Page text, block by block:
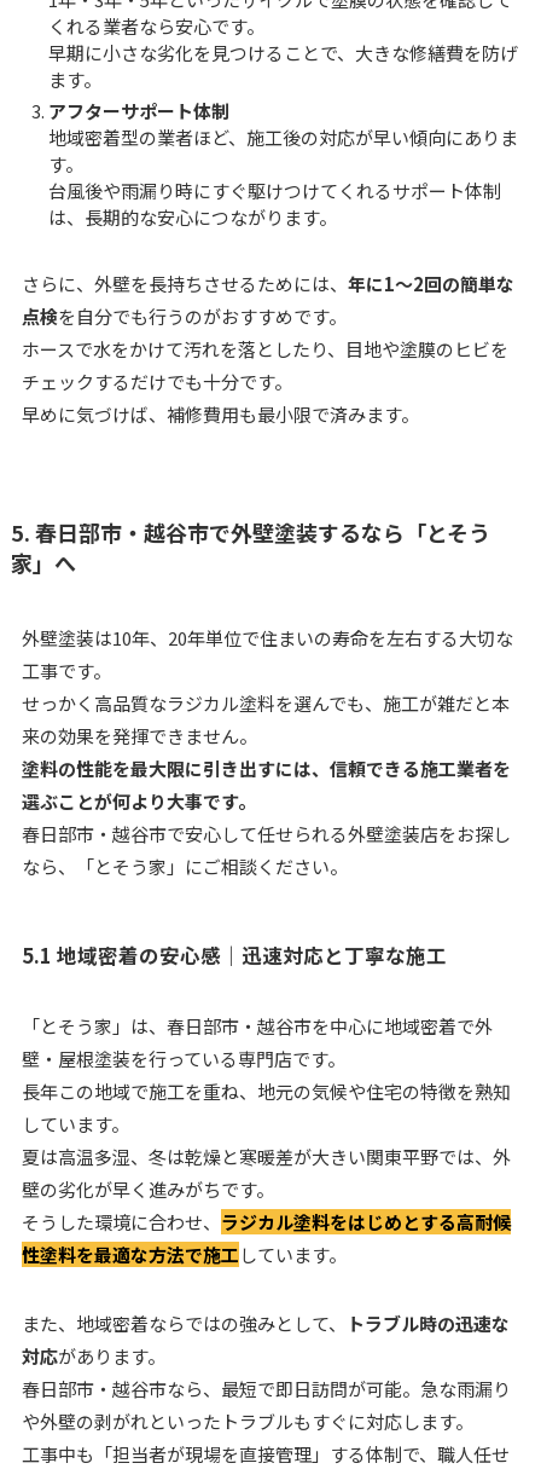
くれる業者なら安心です。
早期に小さな劣化を見つけることで、大きな修繕費を防げ
ます。
アフターサポート体制
地域密着型の業者ほど、施工後の対応が早い傾向にありま
す。
台風後や雨漏り時にすぐ駆けつけてくれるサポート体制
は、長期的な安心につながります。
さらに、外壁を長持ちさせるためには、 年に1〜2回の簡単な
点検を自分でも行うのがおすすめです。
ホースで水をかけて汚れを落としたり、目地や塗膜のヒビを
チェックするだけでも十分です。
早めに気づけば、補修費用も最小限で済みます。
5. 春日部市・越谷市で外壁塗装するなら「とそう
家」へ
外壁塗装は10年、20年単位で住まいの寿命を左右する大切な
工事です。
せっかく高品質なラジカル塗料を選んでも、施工が雑だと本
来の効果を発揮できません。
塗料の性能を最大限に引き出すには、信頼できる施工業者を
選ぶことが何より大事です。
春日部市・越谷市で安心して任せられる外壁塗装店をお探し
なら、「とそう家」にご相談ください。
5.1 地域密着の安心感｜迅速対応と丁寧な施工
「とそう家」は、春日部市・越谷市を中心に地域密着で外
壁・屋根塗装を行っている専門店です。
長年この地域で施工を重ね、地元の気候や住宅の特徴を熟知
しています。
夏は高温多湿、冬は乾燥と寒暖差が大きい関東平野では、外
壁の劣化が早く進みがちです。
そうした環境に合わせ、 ラジカル塗料をはじめとする高耐候
性塗料を最適な方法で施工しています。
また、地域密着ならではの強みとして、
トラブル時の迅速な
対応があります。
春日部市・越谷市なら、最短で即日訪問が可能。急な雨漏り
や外壁の剥がれといったトラブルもすぐに対応します。
工事中も「担当者が現場を直接管理」する体制で、職人任せ